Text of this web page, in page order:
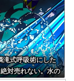
滝式呼吸術にした
対売れない。水の